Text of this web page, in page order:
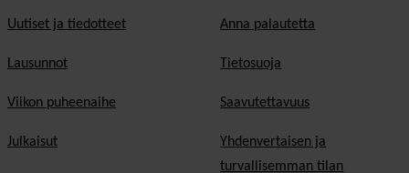
Uutiset ja tiedotteet
Lausunnot
Viikon puheenaihe
Julkaisut
Anna palautetta
Tietosuoja
Saavutettavuus
Yhdenvertaisen ja
turvallisemman tilan